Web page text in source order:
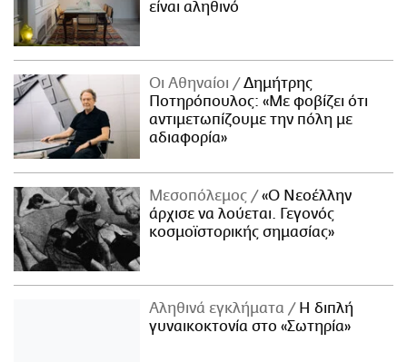
είναι αληθινό
Οι Αθηναίοι
Δημήτρης
Ποτηρόπουλος: «Με φοβίζει ότι
αντιμετωπίζουμε την πόλη με
αδιαφορία»
Μεσοπόλεμος
«Ο Νεοέλλην
άρχισε να λούεται. Γεγονός
κοσμοϊστορικής σημασίας»
Αληθινά εγκλήματα
Η διπλή
γυναικοκτονία στο «Σωτηρία»